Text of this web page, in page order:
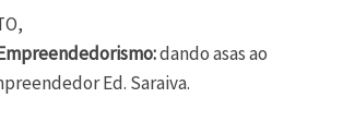
dando asas ao
Ed. Saraiva.